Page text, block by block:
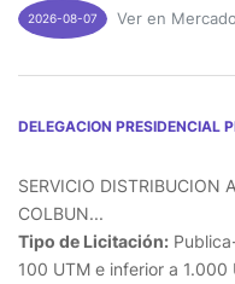
2026-08-07 Ver en
DELEGACION PRESIDENCIAL
SERVICIO DISTRIBUCION
COLBUN...
Tipo de Licitación:
100 UTM e inferior a 1.000